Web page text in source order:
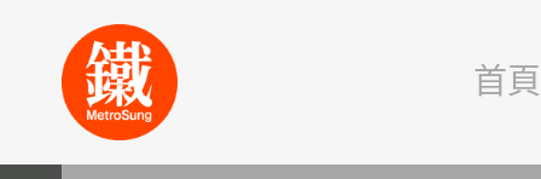
content
首頁